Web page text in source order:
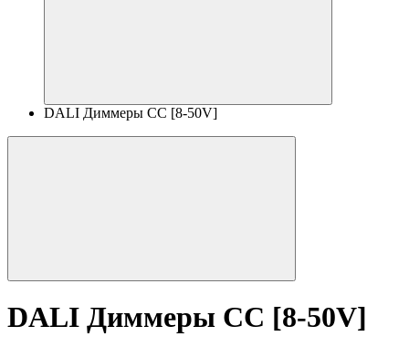
DALI Диммеры CC [8-50V]
DALI Диммеры CC [8-50V]